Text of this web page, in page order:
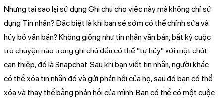
Nhưng tại sao lại sử dụng Ghi chú cho việc này mà không chỉ sử
dụng Tin nhắn? Đặc biệt là khi bạn sẽ sớm có thể chỉnh sửa và
hủy bỏ văn bản? Không giống như tin nhắn văn bản, bất kỳ cuộc
trò chuyện nào trong ghi chú đều có thể "tự hủy" với một chút
can thiệp, đó là Snapchat. Sau khi bạn viết tin nhắn, người khác
có thể xóa tin nhắn đó và gửi phản hồi của họ, sau đó bạn có thể
xóa và thay thế bằng phản hồi của mình. Bạn có thể có một cuộc